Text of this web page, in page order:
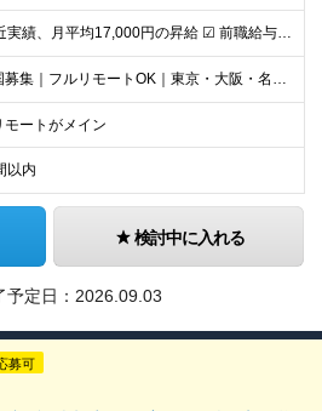
☑︎ 直近実績、月平均17,000円の昇給 ☑︎ 前職給与100%保証 ☑︎ 実質還元率80～90% ☑︎ 待機時も給与は満額支給 月給35万円～70万円＋交通費など各種手当 ※想定年収：4,200
＼全国募集｜フルリモートOK｜東京・大阪・名古屋エリアは出社案件も豊富／ 【1】フルリモートの場合…全国各地にて完全在宅勤務が可能！強制的な出社日もありません。 【2】出社の場合…本社、大阪支店、も
モートがメイン
以内
検討中に入れる
定日： 2026.09.03
募可